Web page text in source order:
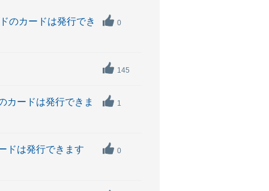
のカードは発行でき 0
145
カードは発行できま 1
ドは発行できます 0